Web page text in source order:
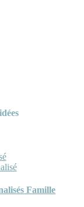
Famille